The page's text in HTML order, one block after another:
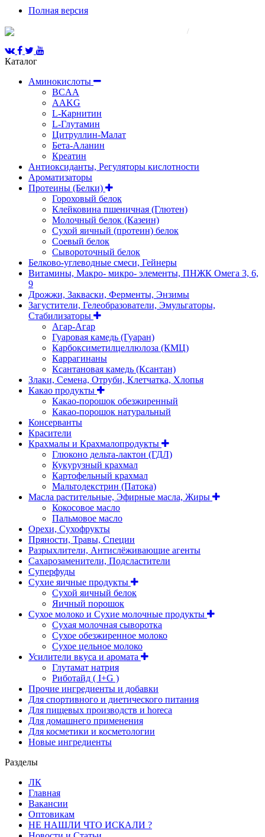
Полная версия
/
Каталог
Аминокислоты
BCAA
AAKG
L-Карнитин
L-Глутамин
Цитруллин-Малат
Бета-Аланин
Креатин
Антиоксиданты, Регуляторы кислотности
Ароматизаторы
Протеины (Белки)
Гороховый белок
Клейковина пшеничная (Глютен)
Молочный белок (Казеин)
Сухой яичный (протеин) белок
Соевый белок
Сывороточный белок
Белково-углеводные смеси, Гейнеры
Витамины, Макро- микро- элементы, ПНЖК Омега 3, 6,
9
Дрожжи, Закваски, Ферменты, Энзимы
Загустители, Гелеобразователи, Эмульгаторы,
Стабилизаторы
Агар-Агар
Гуаровая камедь (Гуаран)
Карбоксиметилцеллюлоза (КМЦ)
Каррагинаны
Ксантановая камедь (Ксантан)
Злаки, Семена, Отруби, Клетчатка, Хлопья
Какао продукты
Какао-порошок обезжиренный
Какао-порошок натуральный
Консерванты
Красители
Крахмалы и Крахмалопродукты
Глюконо дельта-лактон (ГДЛ)
Кукурузный крахмал
Картофельный крахмал
Мальтодекстрин (Патока)
Масла растительные, Эфирные масла, Жиры
Кокосовое масло
Пальмовое масло
Орехи, Сухофрукты
Пряности, Травы, Специи
Разрыхлители, Антислёживающие агенты
Сахарозаменители, Подсластители
Суперфуды
Сухие яичные продукты
Сухой яичный белок
Яичный порошок
Сухое молоко и Сухие молочные продукты
Сухая молочная сыворотка
Сухое обезжиренное молоко
Сухое цельное молоко
Усилители вкуса и аромата
Глутамат натрия
Риботайд ( I+G )
Прочие ингредиенты и добавки
Для спортивного и диетического питания
Для пищевых производств и horeca
Для домашнего применения
Для косметики и косметологии
Новые ингредиенты
Разделы
ЛК
Главная
Вакансии
Оптовикам
НЕ НАШЛИ ЧТО ИСКАЛИ ?